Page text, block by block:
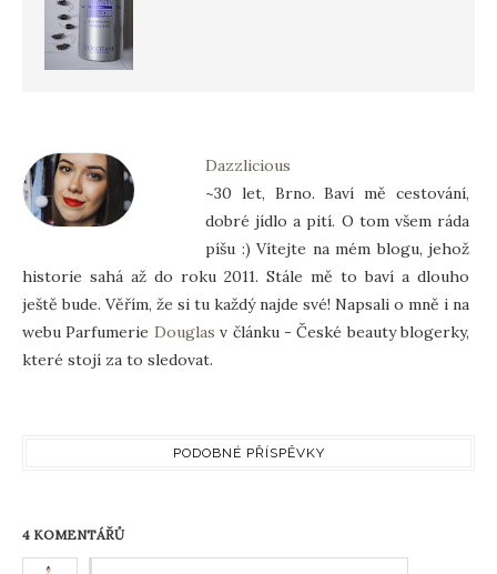
Dazzlicious
~30 let, Brno. Baví mě cestování,
dobré jídlo a pití. O tom všem ráda
píšu :) Vítejte na mém blogu, jehož
historie sahá až do roku 2011. Stále mě to baví a dlouho
ještě bude. Věřím, že si tu každý najde své! Napsali o mně i na
webu Parfumerie Douglas v článku - České beauty blogerky,
které stojí za to sledovat.
PODOBNÉ PŘÍSPĚVKY
4 KOMENTÁŘŮ